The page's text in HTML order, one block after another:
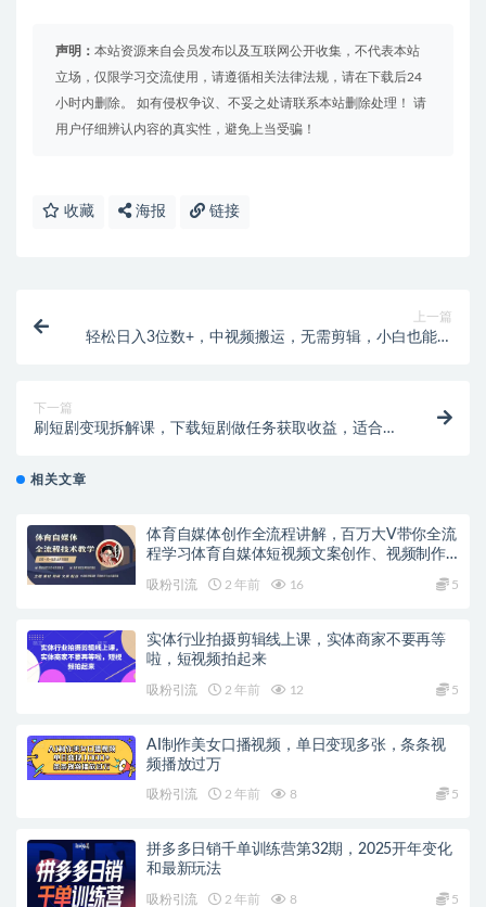
声明： 本站资源来自会员发布以及互联网公开收集，不代表本站
立场，仅限学习交流使用，请遵循相关法律法规，请在下载后24
小时内删除。 如有侵权争议、不妥之处请联系本站删除处理！ 请
用户仔细辨认内容的真实性，避免上当受骗！
收藏 海报 链接
上一篇
轻松日入3位数+，中视频搬运，无需剪辑，小白也能轻
下一篇
刷短剧变现拆解课，下载短剧做任务获取收益，适合小
相关文章
体育自媒体创作全流程讲解，百万大V带你全流
程学习体育自媒体短视频文案创作、视频制作
吸粉引流 2 年前 16 5
实体行业拍摄剪辑线上课，实体商家不要再等
啦，短视频拍起来
吸粉引流 2 年前 12 5
AI制作美女口播视频，单日变现多张，条条视
频播放过万
吸粉引流 2 年前 8 5
拼多多日销千单训练营第32期，2025开年变化
和最新玩法
吸粉引流 2 年前 8 5